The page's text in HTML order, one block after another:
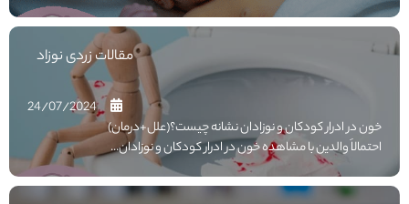
مقالات زردی نوزاد
24/07/2024
خون در ادرار کودکان و نوزادان نشانه چیست؟(علل+درمان)
احتمالاً والدین با مشاهده خون در ادرار کودکان و نوزادان...